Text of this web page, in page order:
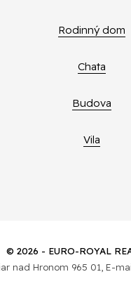
Rodinný dom
Chata
Budova
Vila
© 2026 - EURO-ROYAL
nad Hronom 965 01, E-